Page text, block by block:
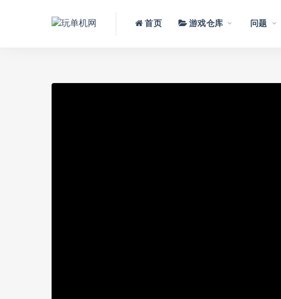
首页 游戏仓库 问题